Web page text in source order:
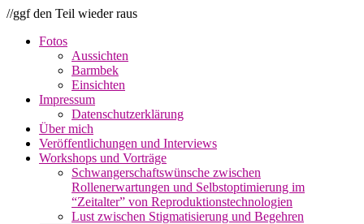
//ggf den Teil wieder raus
Fotos
Aussichten
Barmbek
Einsichten
Impressum
Datenschutzerklärung
Über mich
Veröffentlichungen und Interviews
Workshops und Vorträge
Schwangerschaftswünsche zwischen
Rollenerwartungen und Selbstoptimierung im
“Zeitalter” von Reproduktionstechnologien
Lust zwischen Stigmatisierung und Begehren